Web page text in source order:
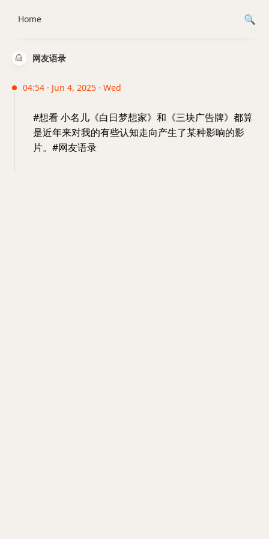
网友语录
04:54 · Jun 4, 2025 · Wed
#想看 小名儿《白日梦想家》和《三块广告牌》都算
是近年来对我的有些认知走向产生了某种影响的影
片。#网友语录
Home